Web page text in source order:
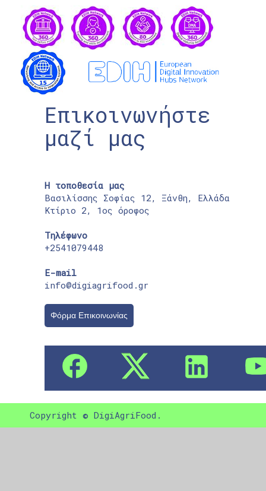
Επικοινωνήστε
μαζί μας
Η τοποθεσία μας
Βασιλίσσης Σοφίας 12, Ξάνθη, Ελλάδα
Κτίριο 2, 1ος όροφος
Τηλέφωνο
+2541079448
E-mail
info@digiagrifood.gr
Φόρμα Επικοινωνίας
Copyright © DigiAgriFood.